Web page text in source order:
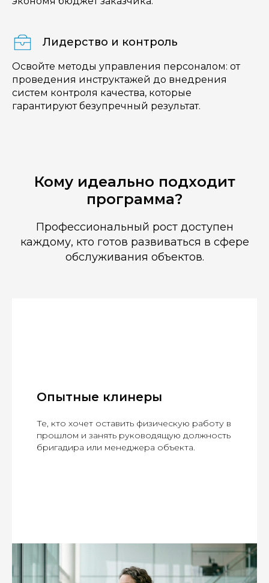
Лидерство и контроль
Освойте методы управления персоналом: от
проведения инструктажей до внедрения
систем контроля качества, которые
гарантируют безупречный результат.
Кому идеально подходит
программа?
Профессиональный рост доступен
каждому, кто готов развиваться в сфере
обслуживания объектов.
Опытные клинеры
Те, кто хочет оставить физическую работу в
прошлом и занять руководящую должность
бригадира или менеджера объекта.